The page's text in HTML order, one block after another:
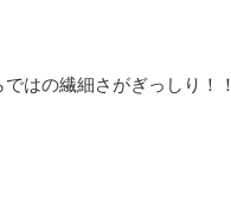
はの繊細さがぎっしり！！